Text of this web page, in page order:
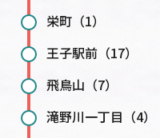
栄町（1）
王子駅前（17）
飛鳥山（7）
滝野川一丁目（4）